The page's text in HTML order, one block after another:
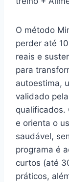
O método
perder até
reais e
para
autoestima,
validado
qualificados.
e orienta o
saudável,
programa é
curtos (até
práticos,